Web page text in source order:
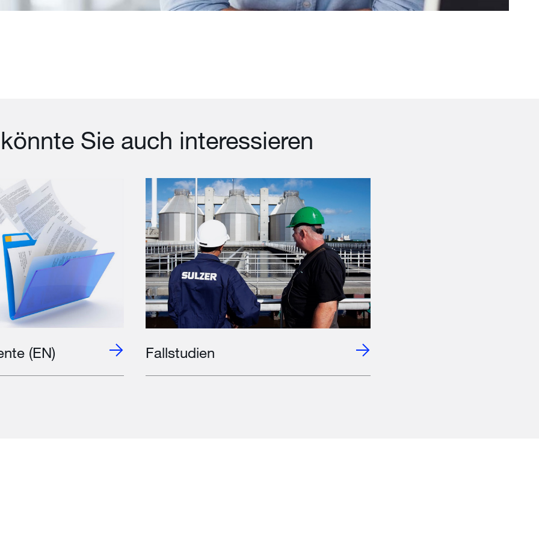
Sie auch interessieren
(EN) Fallstudien